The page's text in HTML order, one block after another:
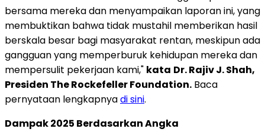
bersama mereka dan menyampaikan laporan ini, yang
membuktikan bahwa tidak mustahil memberikan hasil
berskala besar bagi masyarakat rentan, meskipun ada
gangguan yang memperburuk kehidupan mereka dan
mempersulit pekerjaan kami," kata Dr. Rajiv J. Shah,
Presiden The Rockefeller Foundation. Baca
pernyataan lengkapnyadi sini.
Dampak 2025 Berdasarkan Angka